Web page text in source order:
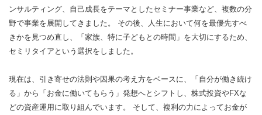
ンサルティング、自己成長をテーマとしたセミナー事業など、複数の分
野で事業を展開してきました。 その後、人生において何を最優先すべ
きかを見つめ直し、「家族、特に子どもとの時間」を大切にするため、
セミリタイアという選択をしました。
現在は、引き寄せの法則や因果の考え方をベースに、「自分が働き続け
る」から「お金に働いてもらう」発想へとシフトし、株式投資やFXな
どの資産運用に取り組んでいます。 そして、複利の力によってお金が